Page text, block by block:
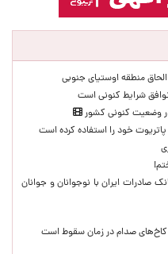
منطقه اوستیای جنوبی
شرایط کنونی است
وضعیت کنونی کشور
صادرات ایران با نوجوانان و جوانان
کاخ‌های صدام در زمان سقوط است